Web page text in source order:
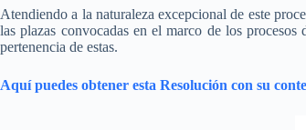
Atendiendo a la naturaleza excepcional de este
las plazas convocadas en el marco de los
pertenencia de estas.
Aquí puedes obtener esta Resolución con su